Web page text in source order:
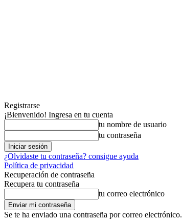
Registrarse
¡Bienvenido! Ingresa en tu cuenta
tu nombre de usuario
tu contraseña
¿Olvidaste tu contraseña? consigue ayuda
Política de privacidad
Recuperación de contraseña
Recupera tu contraseña
tu correo electrónico
Se te ha enviado una contraseña por correo electrónico.